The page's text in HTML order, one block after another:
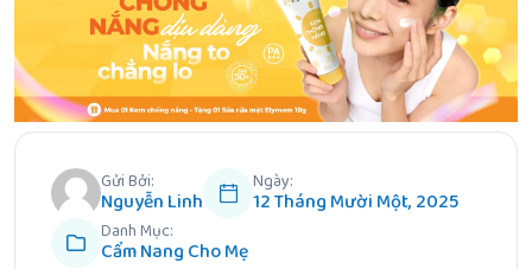
Gửi Bởi:
Nguyễn Linh
Ngày:
12 Tháng Mười Một, 2025
Danh Mục:
Cẩm Nang Cho Mẹ